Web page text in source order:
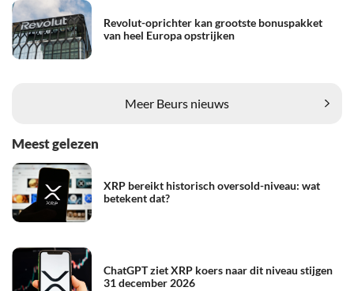
Revolut-oprichter kan grootste bonuspakket
van heel Europa opstrijken
Meer Beurs nieuws
Meest gelezen
XRP bereikt historisch oversold-niveau: wat
betekent dat?
ChatGPT ziet XRP koers naar dit niveau stijgen
31 december 2026